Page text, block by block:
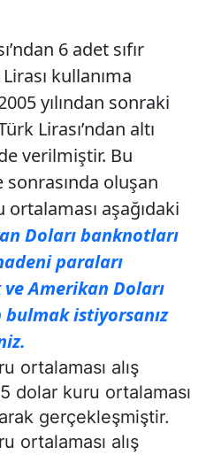
6 adet sıfır
kullanıma
yılından sonraki
Lirası’ndan altı
verilmiştir. Bu
sonrasında oluşan
aşağıdaki
Doları banknotları
paraları
Amerikan Doları
istiyorsanız
ortalaması alış
dolar kuru ortalaması
gerçekleşmiştir.
ortalaması alış